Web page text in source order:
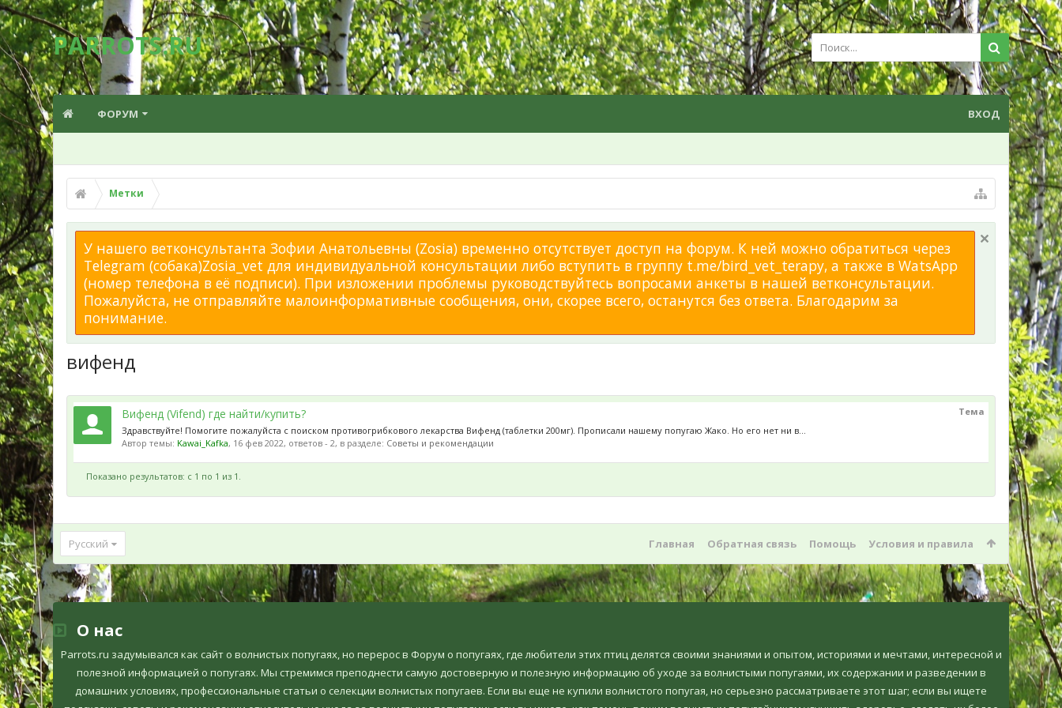
PARROTS.RU
ФОРУМ ВХОД
Метки
У нашего ветконсультанта Зофии Анатольевны (Zosia) временно отсутствует доступ на форум. К ней можно обратиться через
Telegram (собака)Zosia_vet для индивидуальной консультации либо вступить в группу t.me/bird_vet_terapy, а также в WatsApp
(номер телефона в её подписи). При изложении проблемы руководствуйтесь вопросами анкеты в нашей ветконсультации.
Пожалуйста, не отправляйте малоинформативные сообщения, они, скорее всего, останутся без ответа. Благодарим за
понимание.
вифенд
Тема
Вифенд (Vifend) где найти/купить?
Здравствуйте! Помогите пожалуйста с поиском противогрибкового лекарства Вифенд (таблетки 200мг). Прописали нашему попугаю Жако. Но его нет ни в...
Автор темы: Kawai_Kafka, 16 фев 2022, ответов - 2, в разделе: Советы и рекомендации
Показано результатов: с 1 по 1 из 1.
Русский Главная Обратная связь Помощь Условия и правила
О нас
Parrots.ru задумывался как сайт о волнистых попугаях, но перерос в Форум о попугаях, где любители этих птиц делятся своими знаниями и опытом, историями и мечтами, интересной и
полезной информацией о попугаях. Мы стремимся преподнести самую достоверную и полезную информацию об уходе за волнистыми попугаями, их содержании и разведении в
домашних условиях, профессиональные статьи о селекции волнистых попугаев. Если вы еще не купили волнистого попугая, но серьезно рассматриваете этот шаг; если вы ищете